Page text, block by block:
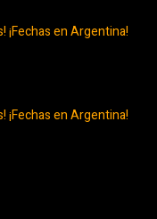
¡Fechas en Argentina!
¡Fechas en Argentina!